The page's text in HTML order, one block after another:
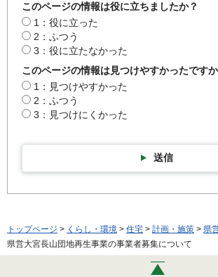
このページの情報は役に立ちましたか？
1：役に立った
2：ふつう
3：役に立たなかった
このページの情報は見つけやすかったですか
1：見つけやすかった
2：ふつう
3：見つけにくかった
送信
トップページ > くらし・環境 > 住宅 > 計画・施策 > 県
県営大宮長山団地再生事業の事業者募集について